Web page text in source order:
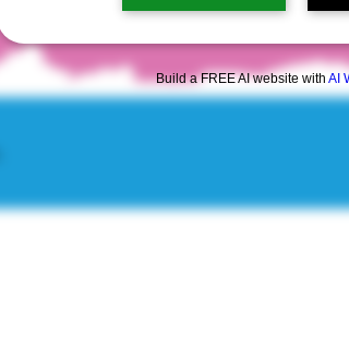
Build a FREE AI website with AI